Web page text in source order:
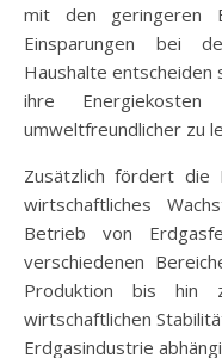
mit den geringeren
Einsparungen bei
Haushalte entscheiden
ihre
umweltfreundlicher zu
Zusätzlich fördert die
wirtschaftliches
Betrieb von
verschiedenen
Produktion bis hin
wirtschaftlichen
Erdgasindustrie